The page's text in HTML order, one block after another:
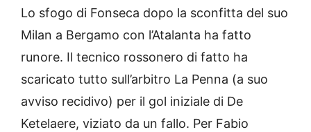
Lo sfogo di Fonseca dopo la sconfitta del suo
Milan a Bergamo con l’Atalanta ha fatto
runore. Il tecnico rossonero di fatto ha
scaricato tutto sull’arbitro La Penna (a suo
avviso recidivo) per il gol iniziale di De
Ketelaere, viziato da un fallo. Per Fabio